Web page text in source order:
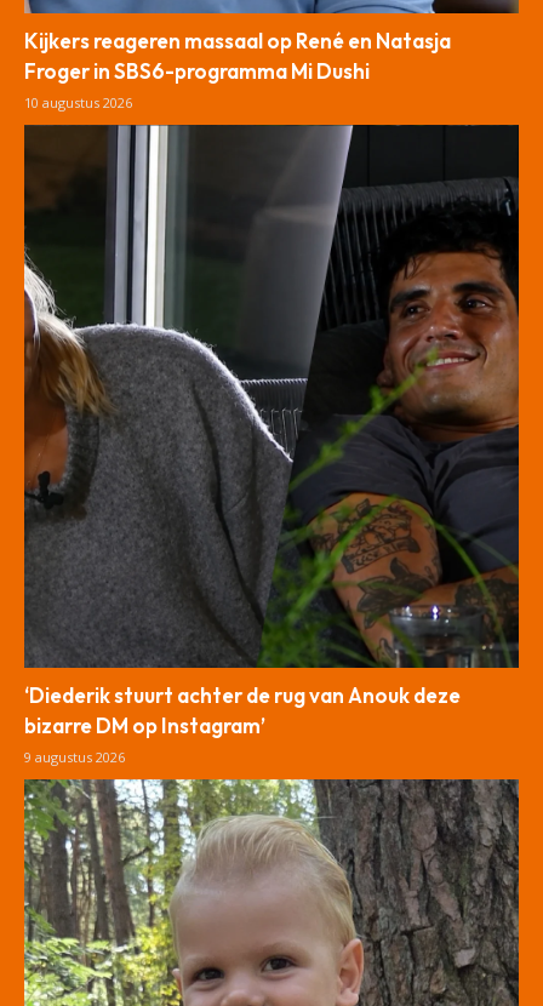
Kijkers reageren massaal op René en Natasja
Froger in SBS6-programma Mi Dushi
10 augustus 2026
‘Diederik stuurt achter de rug van Anouk deze
bizarre DM op Instagram’
9 augustus 2026